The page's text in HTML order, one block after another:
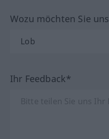
Wozu möchten Sie
Ihr Feedback*